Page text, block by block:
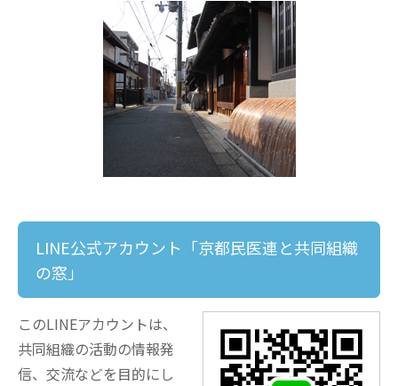
LINE公式アカウント「京都民医連と共同組織
の窓」
このLINEアカウントは、
共同組織の活動の情報発
信、交流などを目的にし